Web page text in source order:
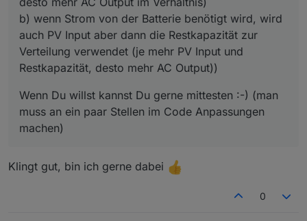
b) wenn Strom von der Batterie benötigt wird, wird
auch PV Input aber dann die Restkapazität zur
Verteilung verwendet (je mehr PV Input und
Restkapazität, desto mehr AC Output))
Wenn Du willst kannst Du gerne mittesten :-) (man
muss an ein paar Stellen im Code Anpassungen
machen)
Klingt gut, bin ich gerne dabei
0